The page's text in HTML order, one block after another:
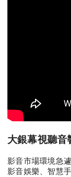
大銀幕視聽音
影音市場環境急
影音娛樂、智慧